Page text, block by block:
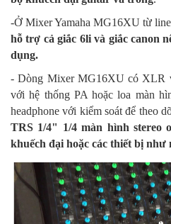
-Ở Mixer Yamaha MG16XU từ
hỗ trợ cả giắc 6li và giắc canon
dụng.
- Dòng Mixer MG16XU có XLR
với hệ thống PA hoặc loa màn
headphone với kiểm soát để theo
TRS 1/4" 1/4 màn hình stereo
khuếch đại hoặc các thiết bị như